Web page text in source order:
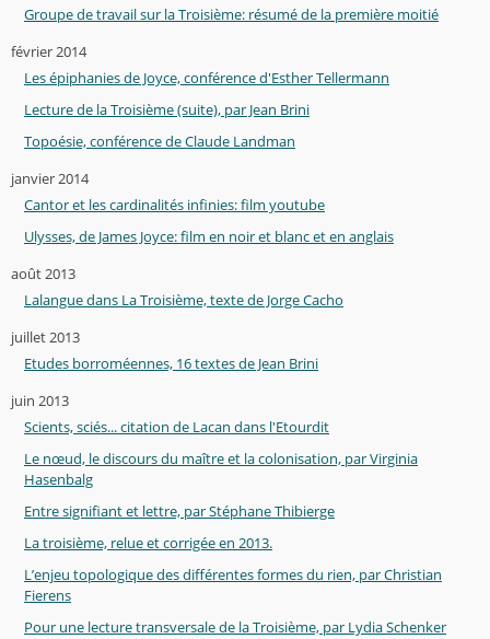
Groupe de travail sur la Troisième: résumé de la première moitié
février 2014
Les épiphanies de Joyce, conférence d'Esther Tellermann
Lecture de la Troisième (suite), par Jean Brini
Topoésie, conférence de Claude Landman
janvier 2014
Cantor et les cardinalités infinies: film youtube
Ulysses, de James Joyce: film en noir et blanc et en anglais
août 2013
Lalangue dans La Troisième, texte de Jorge Cacho
juillet 2013
Etudes borroméennes, 16 textes de Jean Brini
juin 2013
Scients, sciés... citation de Lacan dans l'Etourdit
Le nœud, le discours du maître et la colonisation, par Virginia
Hasenbalg
Entre signifiant et lettre, par Stéphane Thibierge
La troisième, relue et corrigée en 2013.
L’enjeu topologique des différentes formes du rien, par Christian
Fierens
Pour une lecture transversale de la Troisième, par Lydia Schenker